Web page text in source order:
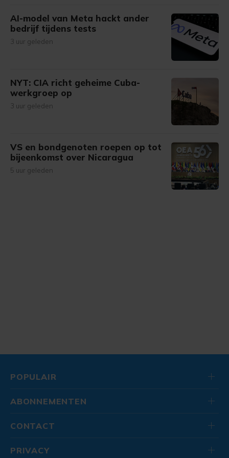
AI-model van Meta hackt ander
bedrijf tijdens tests
3 uur geleden
NYT: CIA richt geheime Cuba-
werkgroep op
3 uur geleden
VS en bondgenoten roepen op tot
bijeenkomst over Nicaragua
5 uur geleden
POPULAIR
ABONNEMENTEN
CONTACT
PRIVACY